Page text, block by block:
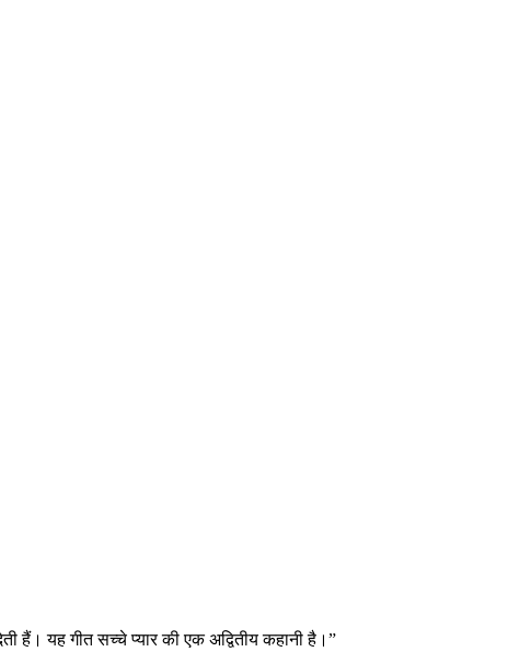
हैं। यह गीत सच्चे प्यार की एक अद्वितीय कहानी है।”